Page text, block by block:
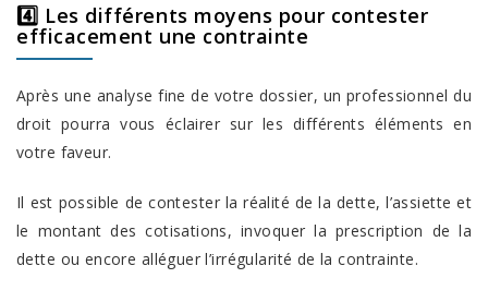
4️⃣ Les différents moyens pour contester
efficacement une contrainte
Après une analyse fine de votre dossier, un professionnel du
droit pourra vous éclairer sur les différents éléments en
votre faveur.
Il est possible de contester la réalité de la dette, l’assiette et
le montant des cotisations, invoquer la prescription de la
dette ou encore alléguer l’irrégularité de la contrainte.